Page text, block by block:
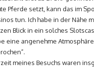
Pferde setzt, kann das im
tun. Ich habe in der Nähe
Blick in ein solches
eine angenehme
meines Besuchs waren